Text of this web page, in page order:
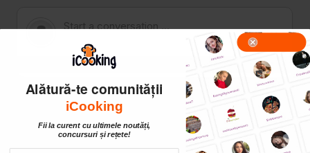
Alătură-te comunității
iCooking
Fii la curent cu ultimele noutăți,
concursuri și rețete!